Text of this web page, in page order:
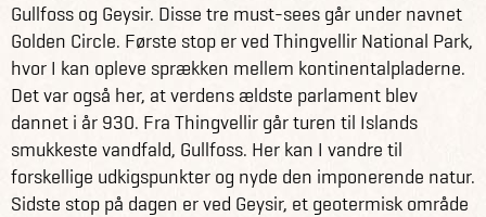
Gullfoss og Geysir. Disse tre must-sees går under navnet
Golden Circle. Første stop er ved Thingvellir National Park,
hvor I kan opleve sprækken mellem kontinentalpladerne.
Det var også her, at verdens ældste parlament blev
dannet i år 930. Fra Thingvellir går turen til Islands
smukkeste vandfald, Gullfoss. Her kan I vandre til
forskellige udkigspunkter og nyde den imponerende natur.
Sidste stop på dagen er ved Geysir, et geotermisk område